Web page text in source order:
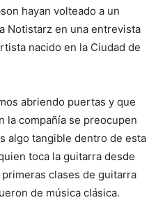
hayan volteado a un
Notistarz en una entrevista
nacido en la Ciudad de
abriendo puertas y que
la compañía se preocupen
algo tangible dentro de esta
toca la guitarra desde
clases de guitarra
de música clásica.